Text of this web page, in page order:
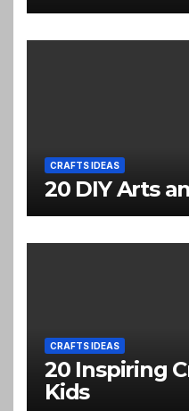
CRAFTS IDEAS
20 DIY Arts
CRAFTS IDEAS
20 Inspiring
Kids